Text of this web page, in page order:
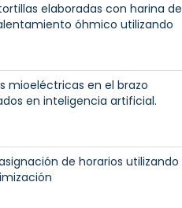
elaboradas con harina de
óhmico utilizando
mioeléctricas en el brazo
en inteligencia artificial.
de horarios utilizando